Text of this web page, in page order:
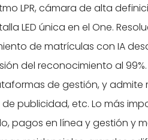
LPR, cámara de alta
LED única en el One.
de matrículas con IA
del reconocimiento al
de gestión, y
publicidad, etc. Lo más
en línea y gestión y